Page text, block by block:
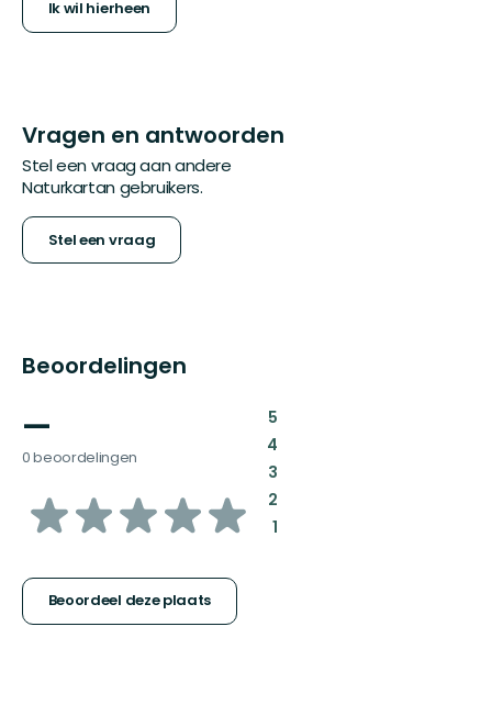
Ik wil hierheen
Vragen en antwoorden
Stel een vraag aan andere
Naturkartan gebruikers.
Stel een vraag
Beoordelingen
—
0 beoordelingen
van
sterren
Beoordeel deze plaats
5:
4:
3:
2:
1: